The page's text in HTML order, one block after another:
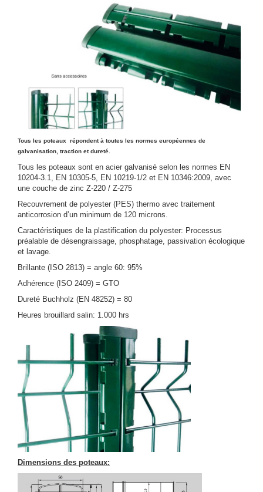
Tous les poteaux répondent à toutes les normes européennes de
galvanisation, traction et dureté.
Tous les poteaux sont en acier galvanisé selon les normes EN
10204-3.1, EN 10305-5, EN 10219-1/2 et EN 10346:2009, avec
une couche de zinc Z-220 / Z-275
Recouvrement de polyester (PES) thermo avec traitement
anticorrosion d’un minimum de 120 microns.
Caractéristiques de la plastification du polyester: Processus
préalable de désengraissage, phosphatage, passivation écologique
et lavage.
Brillante (ISO 2813) = angle 60: 95%
Adhérence (ISO 2409) = GTO
Dureté Buchholz (EN 48252) = 80
Heures brouillard salin: 1.000 hrs
Dimensions des poteaux: